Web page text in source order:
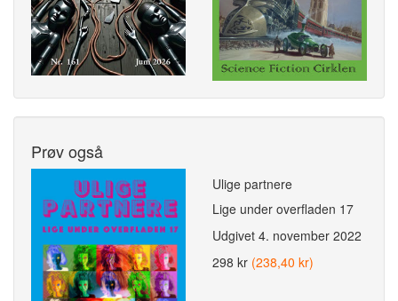
Prøv også
Ulige partnere
Lige under overfladen 17
Udgivet 4. november 2022
298 kr (238,40 kr)